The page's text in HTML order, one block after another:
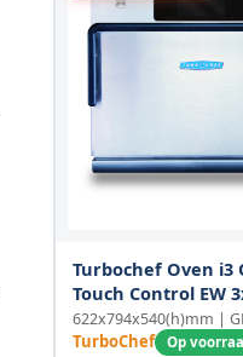
Turbochef Oven i3
Touch Control EW
622x794x540(h)mm |
TurboChef Op